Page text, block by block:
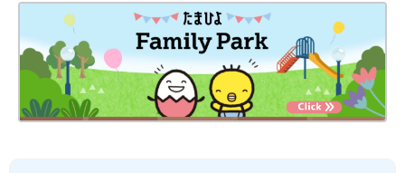
てる人のブログを見つけ、『ドラベ症候群患者家族会』と書いて
あるのを見て、すぐに問い合わせをして入会しました。娘の病気
のことを知りたかったし、自分自身を納得させたい気持ちがあり
ました。
家族会のみなさんがとても頑張って子育てをしている様子や、大